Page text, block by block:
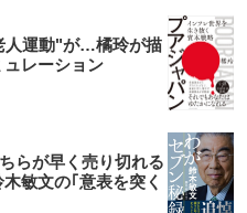
人運動"が…橘玲が描
ュレーション
らが早く売り切れる
敏文の｢意表を突く